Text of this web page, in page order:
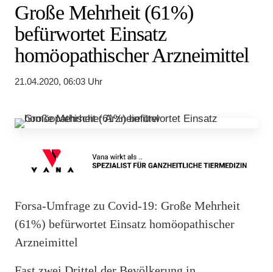
Große Mehrheit (61%)
befürwortet Einsatz
homöopathischer Arzneimittel
21.04.2020, 06:03 Uhr
Forsa-Umfrage zu Covid-19: Große Mehrheit
(61%) befürwortet Einsatz homöopathischer
Arzneimittel